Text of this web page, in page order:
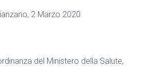
2 Marzo 2020
del Ministero della Salute,